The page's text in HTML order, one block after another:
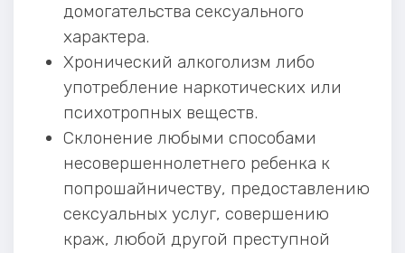
домогательства сексуального
характера.
Хронический алкоголизм либо
употребление наркотических или
психотропных веществ.
Склонение любыми способами
несовершеннолетнего ребенка к
попрошайничеству, предоставлению
сексуальных услуг, совершению
краж, любой другой преступной